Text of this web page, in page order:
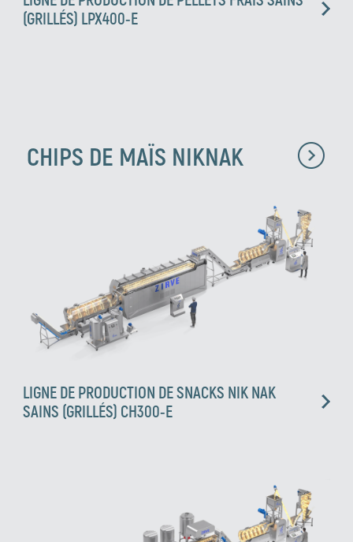
(GRILLÉS) LPX400-E
CHIPS DE MAÏS NIKNAK
LIGNE DE PRODUCTION DE SNACKS NIK NAK
SAINS (GRILLÉS) CH300-E